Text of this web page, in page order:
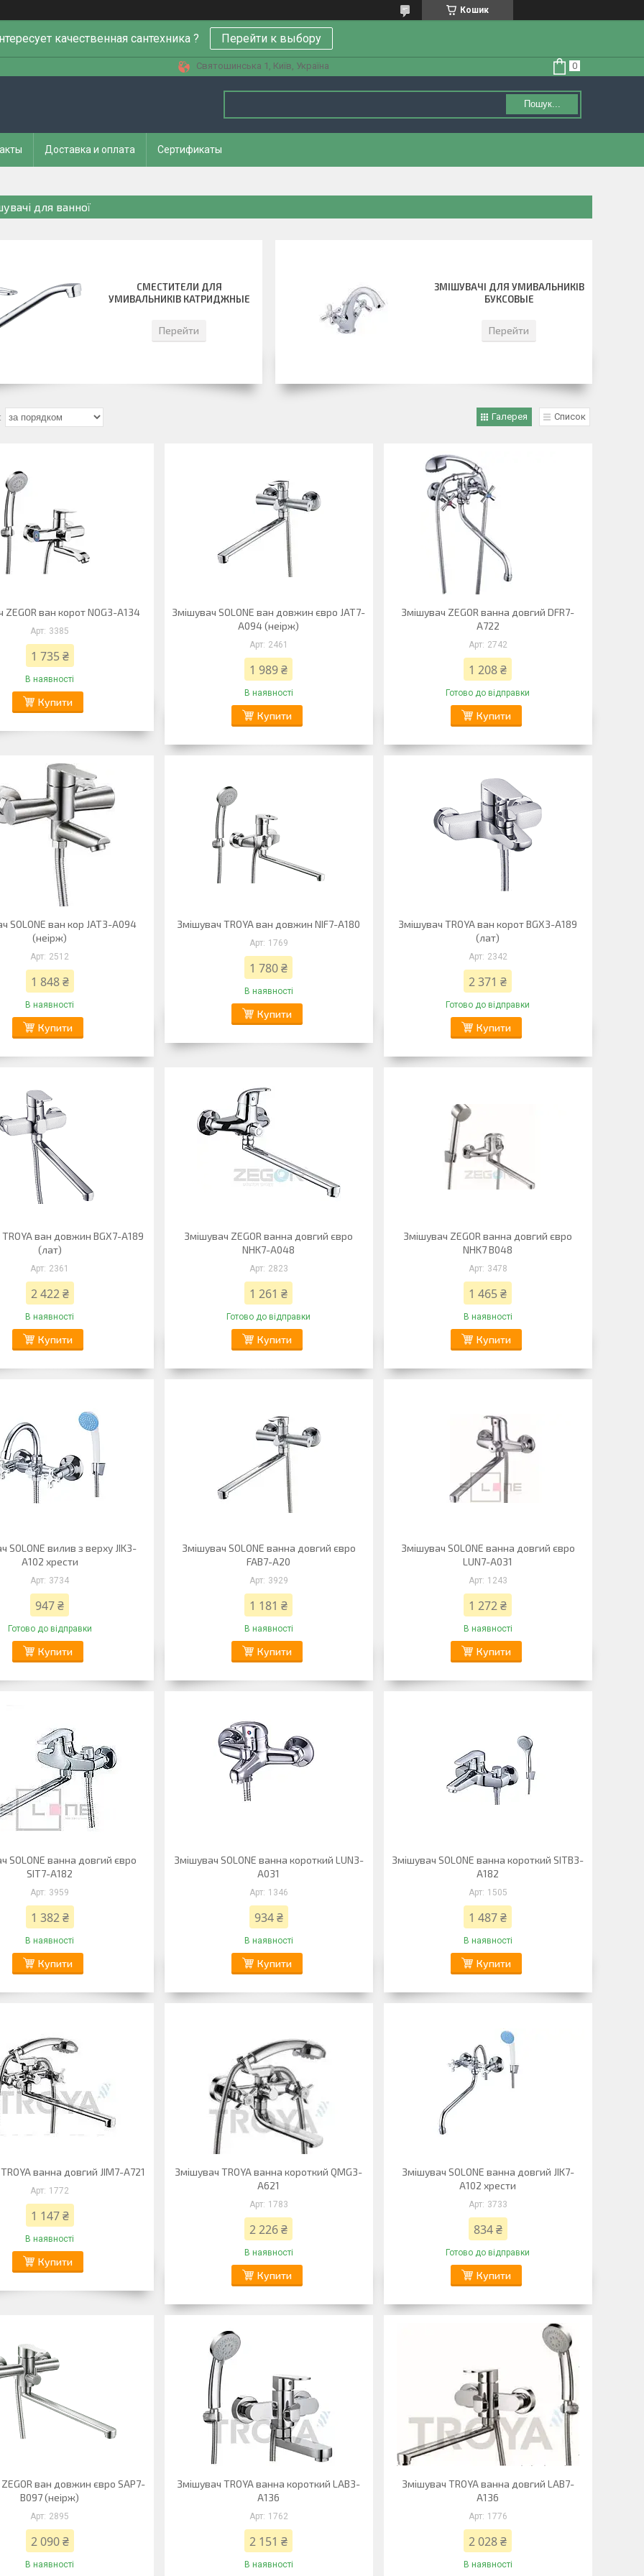
Кошик
качественная сантехника ? Перейти к выбору
Святошинська 1, Київ, Україна
Пошук...
Доставка и оплата Сертификаты
для ванної
СМЕСТИТЕЛИ ДЛЯ
УМИВАЛЬНИКІВ КАТРИДЖНЫЕ
Перейти
ЗМІШУВАЧІ ДЛЯ УМИВАЛЬНИКІВ
БУКСОВЫЕ
Перейти
Галерея Список
ZEGOR ван корот NOG3-A134
3385
1 735 ₴
В наявності
Купити
Змішувач SOLONE ван довжин євро JAT7-
A094 (неірж)
2461
1 989 ₴
В наявності
Купити
Змішувач ZEGOR ванна довгий DFR7-
A722
2742
1 208 ₴
Готово до відправки
Купити
SOLONE ван кор JAT3-A094
(неірж)
2512
1 848 ₴
В наявності
Купити
Змішувач TROYA ван довжин NIF7-A180
1769
1 780 ₴
В наявності
Купити
Змішувач TROYA ван корот BGX3-A189
(лат)
2342
2 371 ₴
Готово до відправки
Купити
ван довжин BGX7-A189
(лат)
2361
2 422 ₴
В наявності
Купити
Змішувач ZEGOR ванна довгий євро
NHK7-А048
2823
1 261 ₴
Готово до відправки
Купити
Змішувач ZEGOR ванна довгий євро
NHK7 B048
3478
1 465 ₴
В наявності
Купити
SOLONE вилив з верху JIK3-
A102 хрести
3734
947 ₴
Готово до відправки
Купити
Змішувач SOLONE ванна довгий євро
FAB7-A20
3929
1 181 ₴
В наявності
Купити
Змішувач SOLONE ванна довгий євро
LUN7-A031
1243
1 272 ₴
В наявності
Купити
SOLONE ванна довгий євро
SIT7-A182
3959
1 382 ₴
В наявності
Купити
Змішувач SOLONE ванна короткий LUN3-
A031
1346
934 ₴
В наявності
Купити
Змішувач SOLONE ванна короткий SITB3-
A182
1505
1 487 ₴
В наявності
Купити
ванна довгий JIM7-A721
1772
1 147 ₴
В наявності
Купити
Змішувач TROYA ванна короткий QMG3-
A621
1783
2 226 ₴
В наявності
Купити
Змішувач SOLONE ванна довгий JIK7-
A102 хрести
3733
834 ₴
Готово до відправки
Купити
ван довжин євро SAP7-
B097 (неірж)
2895
2 090 ₴
В наявності
Змішувач TROYA ванна короткий LAB3-
A136
1762
2 151 ₴
В наявності
Змішувач TROYA ванна довгий LAB7-
A136
1776
2 028 ₴
В наявності